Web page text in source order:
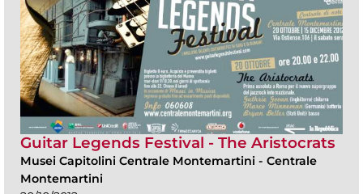
Guitar Legends Festival - The Aristocrats
Musei Capitolini Centrale Montemartini - Centrale
Montemartini